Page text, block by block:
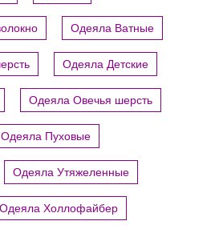
Одеяла Ватные
Одеяла Детские
Одеяла Овечья шерсть
Одеяла Пуховые
Одеяла Утяжеленные
Одеяла Холлофайбер